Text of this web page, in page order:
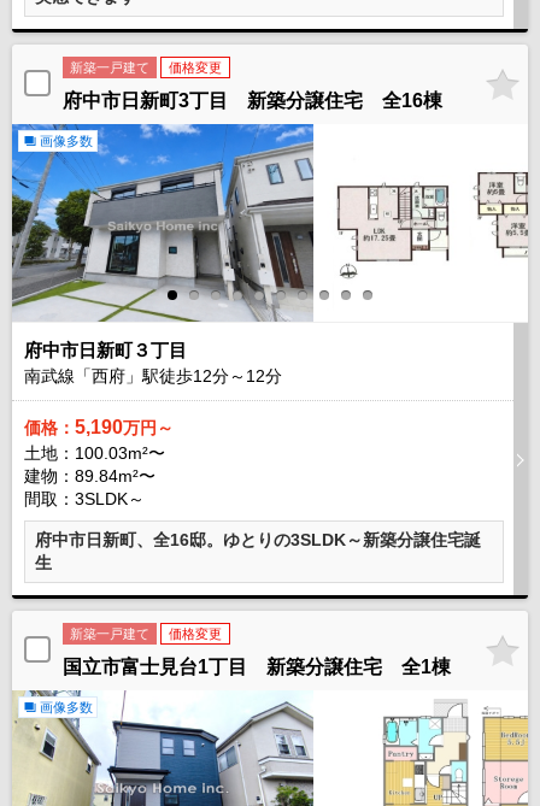
新築一戸建て 価格変更
府中市日新町3丁目 新築分譲住宅 全16棟
画像多数
府中市日新町３丁目
南武線「西府」駅徒歩12分～ 12分
価格： 5,190万円～
土地：100.03m²〜
建物：89.84m²〜
間取：3SLDK～
府中市日新町、全16邸。ゆとりの3SLDK～新築分譲住宅誕
生
新築一戸建て 価格変更
国立市富士見台1丁目 新築分譲住宅 全1棟
画像多数